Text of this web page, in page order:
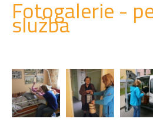
Fotogalerie -
služba